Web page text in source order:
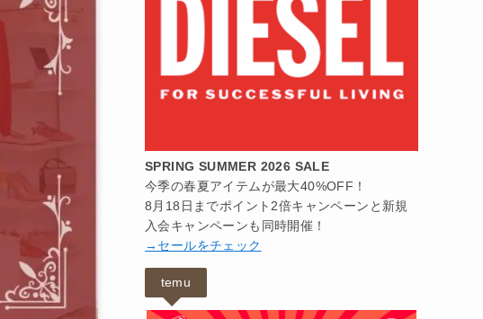
SPRING SUMMER 2026 SALE
今季の春夏アイテムが最大40%OFF！
8月18日までポイント2倍キャンペーンと新規
入会キャンペーンも同時開催！
→セールをチェック
temu